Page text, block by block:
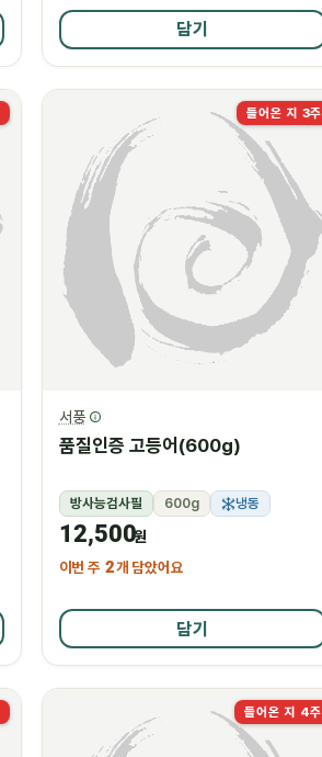
담기
들어온 지 3주
서풍
품질인증 고등어(600g)
방사능검사필 600g 냉동
12,500원
이번 주 2개 담았어요
담기
들어온 지 4주